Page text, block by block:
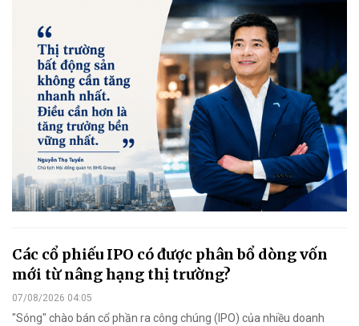
Các cổ phiếu IPO có được phân bổ dòng vốn
mới từ nâng hạng thị trường?
07/08/2026 04:05
"Sóng" chào bán cổ phần ra công chúng (IPO) của nhiều doanh